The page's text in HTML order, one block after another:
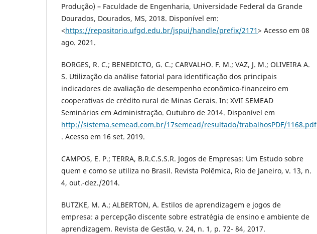
Produção) – Faculdade de Engenharia, Universidade Federal da Grande
Dourados, Dourados, MS, 2018. Disponível em:
<https://repositorio.ufgd.edu.br/jspui/handle/prefix/2171> Acesso em 08
ago. 2021.
BORGES, R. C.; BENEDICTO, G. C.; CARVALHO. F. M.; VAZ, J. M.; OLIVEIRA A.
S. Utilização da análise fatorial para identificação dos principais
indicadores de avaliação de desempenho econômico-financeiro em
cooperativas de crédito rural de Minas Gerais. In: XVII SEMEAD
Seminários em Administração. Outubro de 2014. Disponível em
http://sistema.semead.com.br/17semead/resultado/trabalhosPDF/1168.pdf
. Acesso em 16 set. 2019.
CAMPOS, E. P.; TERRA, B.R.C.S.S.R. Jogos de Empresas: Um Estudo sobre
quem e como se utiliza no Brasil. Revista Polêmica, Rio de Janeiro, v. 13, n.
4, out.-dez./2014.
BUTZKE, M. A.; ALBERTON, A. Estilos de aprendizagem e jogos de
empresa: a percepção discente sobre estratégia de ensino e ambiente de
aprendizagem. Revista de Gestão, v. 24, n. 1, p. 72- 84, 2017.